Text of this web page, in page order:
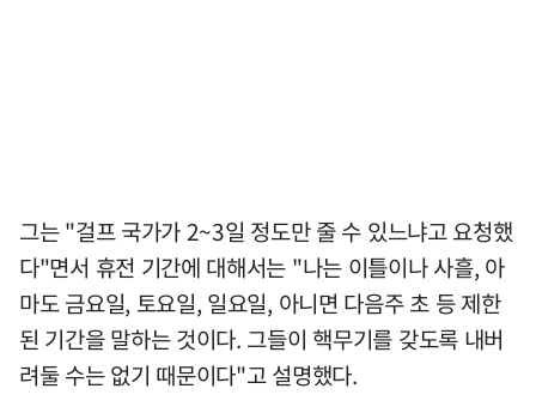
그는 "걸프 국가가 2~3일 정도만 줄 수 있느냐고 요청했
다"면서 휴전 기간에 대해서는 "나는 이틀이나 사흘, 아
마도 금요일, 토요일, 일요일, 아니면 다음주 초 등 제한
된 기간을 말하는 것이다. 그들이 핵무기를 갖도록 내버
려둘 수는 없기 때문이다"고 설명했다.